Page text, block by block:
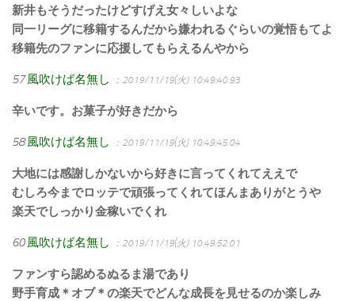
新井もそうだったけどすげえ女々しいよな
同一リーグに移籍するんだから嫌われるぐらいの覚悟もてよ
移籍先のファンに応援してもらえるんやから
57 風吹けば名無し ：2019/11/19(火) 10:49:40.93
辛いです。お菓子が好きだから
58 風吹けば名無し ：2019/11/19(火) 10:49:45.04
大地には感謝しかないから好きに言ってくれてええで
むしろ今までロッテで頑張ってくれてほんまありがとうや
楽天でしっかり金稼いでくれ
60 風吹けば名無し ：2019/11/19(火) 10:49:52.01
ファンすら認めるぬるま湯であり
野手育成＊オブ＊の楽天でどんな成長を見せるのか楽しみ